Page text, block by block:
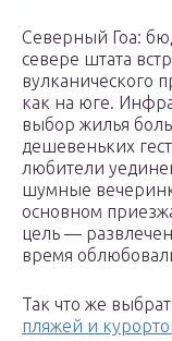
Северный Гоа:
севере штата
вулканического
как на юге.
выбор жилья
дешевеньких
любители
шумные
основном
цель —
время
Так что же
пляжей и